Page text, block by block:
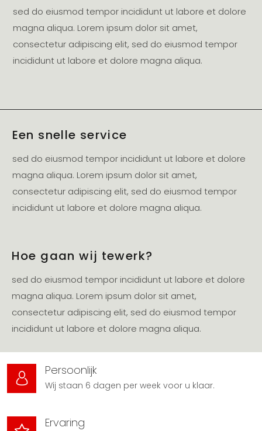
sed do eiusmod tempor incididunt ut labore et dolore
magna aliqua. Lorem ipsum dolor sit amet,
consectetur adipiscing elit, sed do eiusmod tempor
incididunt ut labore et dolore magna aliqua.
Een snelle service
sed do eiusmod tempor incididunt ut labore et dolore
magna aliqua. Lorem ipsum dolor sit amet,
consectetur adipiscing elit, sed do eiusmod tempor
incididunt ut labore et dolore magna aliqua.
Hoe gaan wij tewerk?
sed do eiusmod tempor incididunt ut labore et dolore
magna aliqua. Lorem ipsum dolor sit amet,
consectetur adipiscing elit, sed do eiusmod tempor
incididunt ut labore et dolore magna aliqua.
Persoonlijk
Wij staan 6 dagen per week voor u klaar.
Ervaring